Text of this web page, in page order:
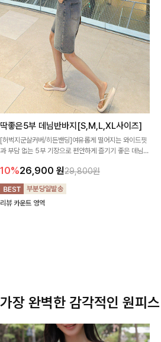
딱좋은5부 데님반바지[S,M,L,XL사이즈]
[허벅지군살커버/히든밴딩]여유롭게 떨어지는 와이드핏
과 부담 없는 5부 기장으로 편안하게 즐기기 좋은 데님
디한 무드로 연출
10%26,900 원29,800원
리뷰 카운트 영역
가장 완벽한 감각적인 원피스